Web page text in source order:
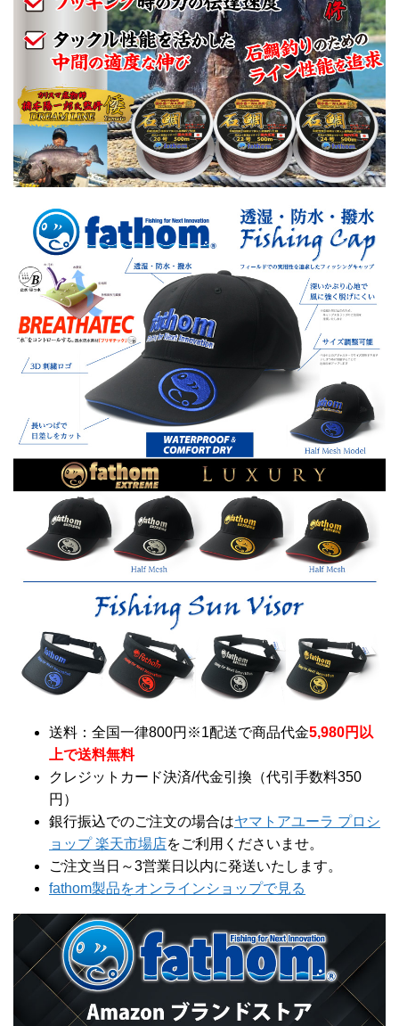
送料：全国一律800円※1配送で商品代金5,980円以
上で送料無料
クレジットカード決済/代金引換（代引手数料350
円）
銀行振込でのご注文の場合はヤマトアユーラ プロシ
ョップ 楽天市場店をご利用くださいませ。
ご注文当日～3営業日以内に発送いたします。
fathom製品をオンラインショップで見る